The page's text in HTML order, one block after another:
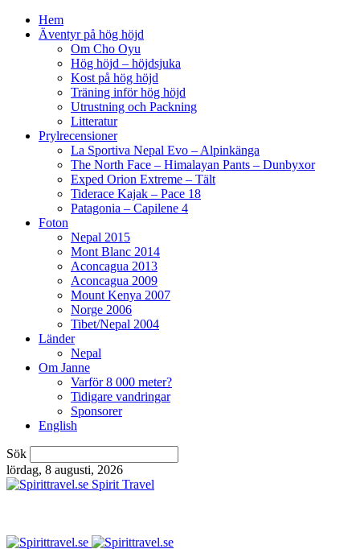
Hem
Äventyr på hög höjd
Om Cho Oyu
Hög höjd – höjdsjuka
Kost på hög höjd
Träning inför hög höjd
Utrustning och Packning
Litteratur
Prylrecensioner
La Sportiva Nepal Evo – Alpinkänga
The North Face – Himalayan Pants – Dunbyxor
Exped Orion Extreme – Tält
Tiderace Kajak – Pace 18
Patagonia – Capilene 4
Foton
Nepal 2015
Mont Blanc 2014
Aconcagua 2013
Aconcagua 2009
Mount Kenya 2007
Norge 2006
Tibet/Nepal 2004
Länder
Nepal
Om Janne
Varför 8 000 meter?
Tidigare vandringar
Sponsorer
English
Sök
lördag, 8 augusti, 2026
Spirit Travel